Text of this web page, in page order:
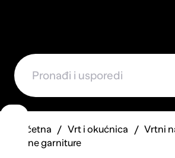
Početna Vrt i okućnica
Vrtni
Vrtne garniture